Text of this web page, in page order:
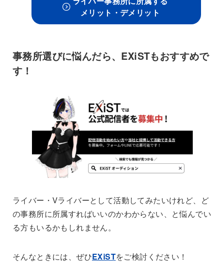
メリット・デメリット
事務所選びに悩んだら、EXiSTもおすすめで
す！
ライバー・Vライバーとして活動してみたいけれど、ど
の事務所に所属すればいいのかわからない、と悩んでい
る方もいるかもしれません。
そんなときには、ぜひEXiSTをご検討ください！